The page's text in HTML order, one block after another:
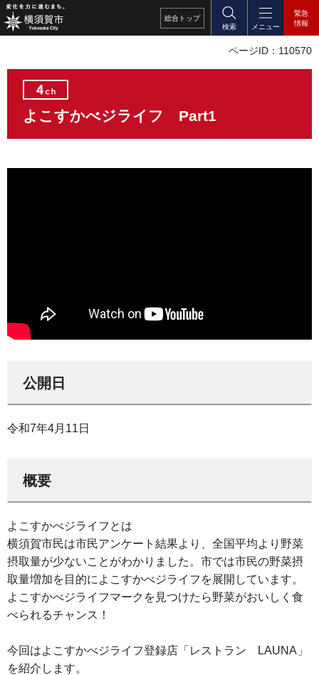
総合 トップ
検索
メニュー
緊急
情報
ページID：110570
よこすかべジライフ Part1
公開日
令和7年4月11日
概要
よこすかべジライフとは
横須賀市民は市民アンケート結果より、全国平均より野菜
摂取量が少ないことがわかりました。市では市民の野菜摂
取量増加を目的によこすかべジライフを展開しています。
よこすかべジライフマークを見つけたら野菜がおいしく食
べられるチャンス！
今回はよこすかべジライフ登録店「レストラン LAUNA」
を紹介します。